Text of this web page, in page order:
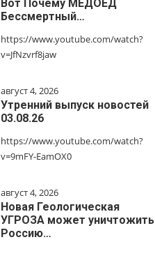
Вот Почему МЕДОЕД
Бессмертный…
https://www.youtube.com/watch?
v=JfNzvrf8jaw
август 4, 2026
Утренний выпуск новостей
03.08.26
https://www.youtube.com/watch?
v=9mFY-EamOX0
август 4, 2026
Новая Геологическая
УГРОЗА может уничтожить
Россию…